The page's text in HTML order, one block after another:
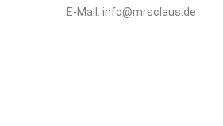
E-Mail: info@mrsclaus.de